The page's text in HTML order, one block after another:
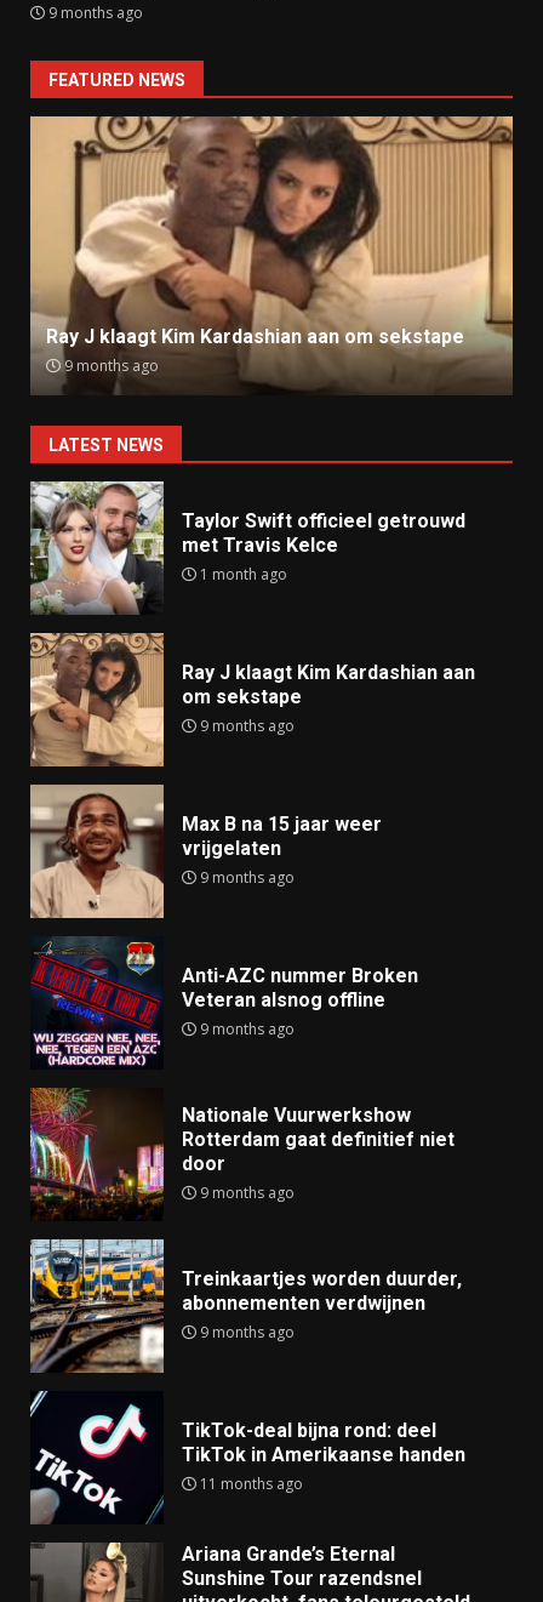
9 months ago
FEATURED NEWS
Ray J klaagt Kim Kardashian aan om sekstape
9 months ago
LATEST NEWS
Taylor Swift officieel getrouwd
met Travis Kelce
1 month ago
Ray J klaagt Kim Kardashian aan
om sekstape
9 months ago
Max B na 15 jaar weer
vrijgelaten
9 months ago
Anti-AZC nummer Broken
Veteran alsnog offline
9 months ago
Nationale Vuurwerkshow
Rotterdam gaat definitief niet
door
9 months ago
Treinkaartjes worden duurder,
abonnementen verdwijnen
9 months ago
TikTok-deal bijna rond: deel
TikTok in Amerikaanse handen
11 months ago
Ariana Grande’s Eternal
Sunshine Tour razendsnel